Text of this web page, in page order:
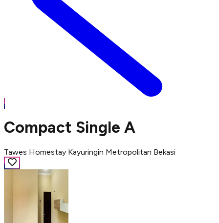
Compact Single A
Tawes Homestay Kayuringin Metropolitan Bekasi